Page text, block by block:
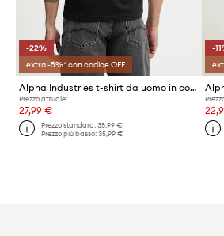
-22%
extra -5%* con codice OFF
Alpha Industries t-shirt da uomo in cotone Signature
Prezzo attuale:
27,99 €
Prezzo standard:35,99 €
Prezzo più basso:35,99 €
-